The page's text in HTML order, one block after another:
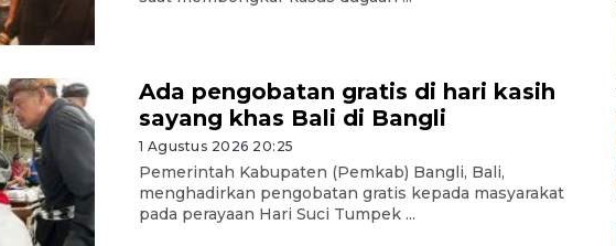
Ada pengobatan gratis di hari kasih
sayang khas Bali di Bangli
1 Agustus 2026 20:25
Pemerintah Kabupaten (Pemkab) Bangli, Bali,
menghadirkan pengobatan gratis kepada masyarakat
pada perayaan Hari Suci Tumpek ...